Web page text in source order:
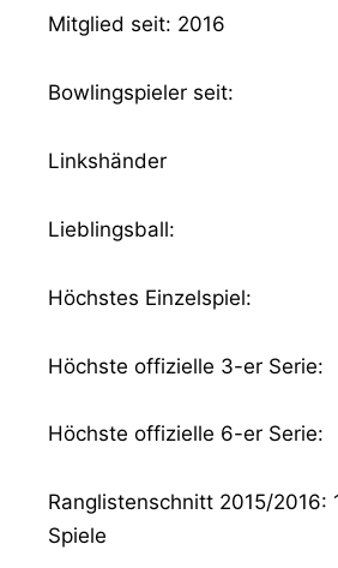
Mitglied seit: 2016
Bowlingspieler seit:
Linkshänder
Lieblingsball:
Höchstes Einzelspiel:
Höchste offizielle 3-er Serie:
Höchste offizielle 6-er Serie:
Ranglistenschnitt 2015/2016:
Spiele